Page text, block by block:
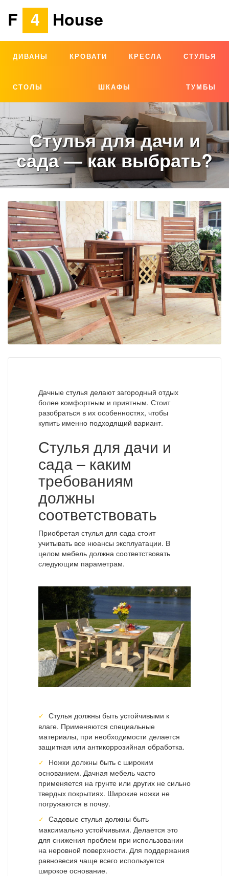
F 4 House
ДИВАНЫ КРОВАТИ КРЕСЛА СТУЛЬЯ
СТОЛЫ ШКАФЫ ТУМБЫ
Стулья для дачи и
сада — как выбрать?
Дачные стулья делают загородный отдых
более комфортным и приятным. Стоит
разобраться в их особенностях, чтобы
купить именно подходящий вариант.
Стулья для дачи и
сада – каким
требованиям
должны
соответствовать
Приобретая стулья для сада стоит
учитывать все нюансы эксплуатации. В
целом мебель должна соответствовать
следующим параметрам.
Стулья должны быть устойчивыми к
влаге. Применяются специальные
материалы, при необходимости делается
защитная или антикоррозийная обработка.
Ножки должны быть с широким
основанием. Дачная мебель часто
применяется на грунте или других не сильно
твердых покрытиях. Широкие ножки не
погружаются в почву.
Садовые стулья должны быть
максимально устойчивыми. Делается это
для снижения проблем при использовании
на неровной поверхности. Для поддержания
равновесия чаще всего используется
широкое основание.